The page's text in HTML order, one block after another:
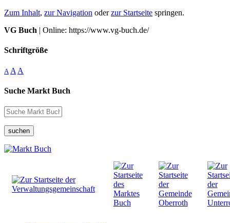
Zum Inhalt, zur Navigation oderzur Startseite springen.
VG Buch | Online: https://www.vg-buch.de/
Schriftgröße
A A A
Suche Markt Buch
suchen